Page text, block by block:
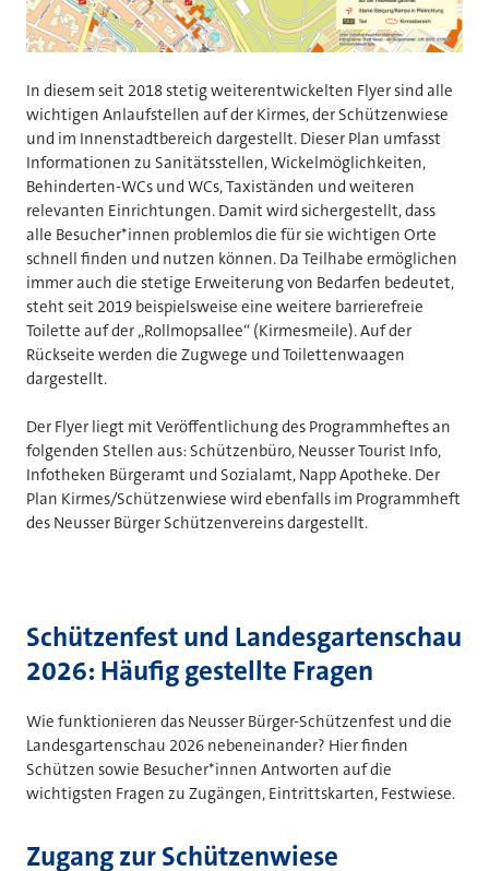
In diesem seit 2018 stetig weiterentwickelten Flyer sind alle
wichtigen Anlaufstellen auf der Kirmes, der Schützenwiese
und im Innenstadtbereich dargestellt. Dieser Plan umfasst
Informationen zu Sanitätsstellen, Wickelmöglichkeiten,
Behinderten-WCs und WCs, Taxiständen und weiteren
relevanten Einrichtungen. Damit wird sichergestellt, dass
alle Besucher*innen problemlos die für sie wichtigen Orte
schnell finden und nutzen können. Da Teilhabe ermöglichen
immer auch die stetige Erweiterung von Bedarfen bedeutet,
steht seit 2019 beispielsweise eine weitere barrierefreie
Toilette auf der „Rollmopsallee“ (Kirmesmeile). Auf der
Rückseite werden die Zugwege und Toilettenwaagen
dargestellt.
Der Flyer liegt mit Veröffentlichung des Programmheftes an
folgenden Stellen aus: Schützenbüro, Neusser Tourist Info,
Infotheken Bürgeramt und Sozialamt, Napp Apotheke. Der
Plan Kirmes/Schützenwiese wird ebenfalls im Programmheft
des Neusser Bürger Schützenvereins dargestellt.
Schützenfest und Landesgartenschau
2026: Häufig gestellte Fragen
Wie funktionieren das Neusser Bürger-Schützenfest und die
Landesgartenschau 2026 nebeneinander? Hier finden
Schützen sowie Besucher*innen Antworten auf die
wichtigsten Fragen zu Zugängen, Eintrittskarten, Festwiese.
Zugang zur Schützenwiese